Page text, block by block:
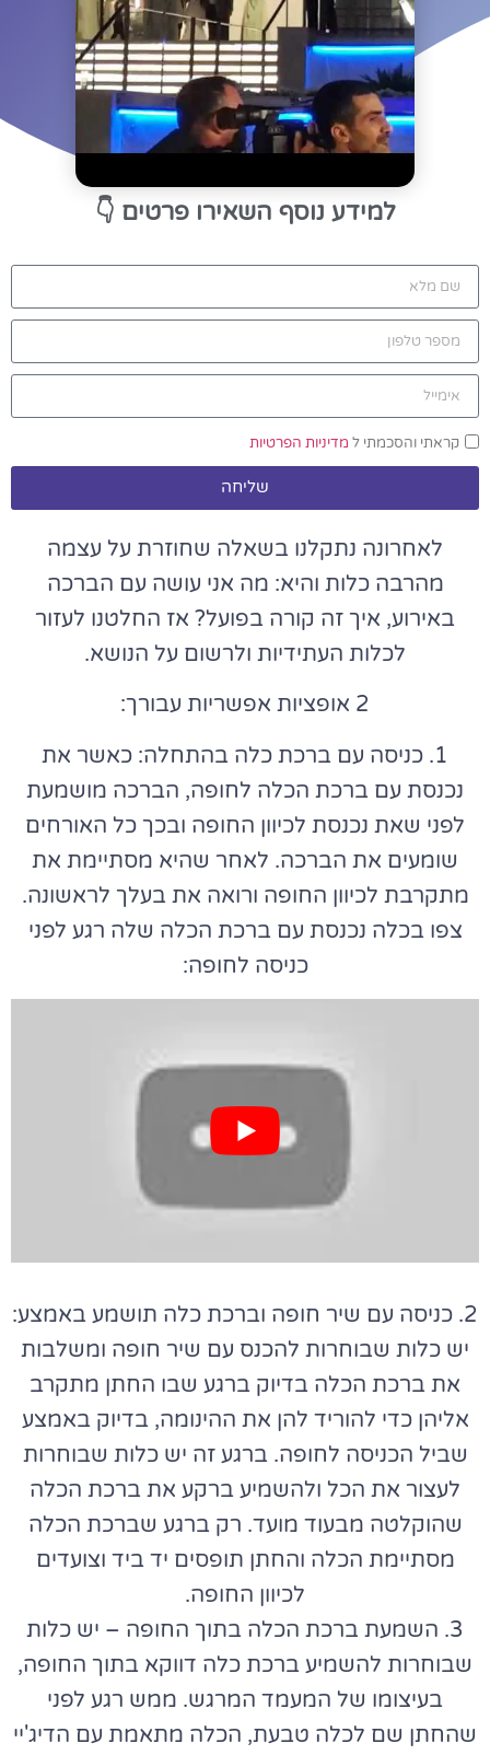
למידע נוסף השאירו פרטים 👇
קראתי והסכמתי ל מדיניות הפרטיות
שליחה
לאחרונה נתקלנו בשאלה שחוזרת על עצמה
מהרבה כלות והיא: מה אני עושה עם הברכה
באירוע, איך זה קורה בפועל? אז החלטנו לעזור
לכלות העתידיות ולרשום על הנושא.
2 אופציות אפשריות עבורך:
1. כניסה עם ברכת כלה בהתחלה: כאשר את
נכנסת עם ברכת הכלה לחופה, הברכה מושמעת
לפני שאת נכנסת לכיוון החופה ובכך כל האורחים
שומעים את הברכה. לאחר שהיא מסתיימת את
מתקרבת לכיוון החופה ורואה את בעלך לראשונה.
צפו בכלה נכנסת עם ברכת הכלה שלה רגע לפני
כניסה לחופה:
2. כניסה עם שיר חופה וברכת כלה תושמע באמצע:
יש כלות שבוחרות להכנס עם שיר חופה ומשלבות
את ברכת הכלה בדיוק ברגע שבו החתן מתקרב
אליהן כדי להוריד להן את ההינומה, בדיוק באמצע
שביל הכניסה לחופה. ברגע זה יש כלות שבוחרות
לעצור את הכל ולהשמיע ברקע את ברכת הכלה
שהוקלטה מבעוד מועד. רק ברגע שברכת הכלה
מסתיימת הכלה והחתן תופסים יד ביד וצועדים
לכיוון החופה.
3. השמעת ברכת הכלה בתוך החופה – יש כלות
שבוחרות להשמיע ברכת כלה דווקא בתוך החופה,
בעיצומו של המעמד המרגש. ממש רגע לפני
שהחתן שם לכלה טבעת, הכלה מתאמת עם הדיג'יי